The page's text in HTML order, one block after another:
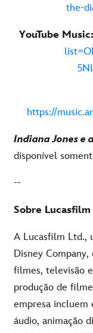
the-
YouTube Music:
https://
Indiana Jones e
disponível
--
Sobre Lucasfilm
A Lucasfilm Ltd.,
Disney
filmes, televisão
produção de
empresa incluem
áudio, animação